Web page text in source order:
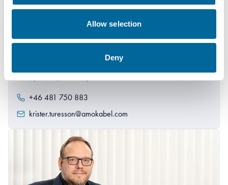
Allow selection
Deny
+46 481 750 883
krister.turesson@amokabel.com